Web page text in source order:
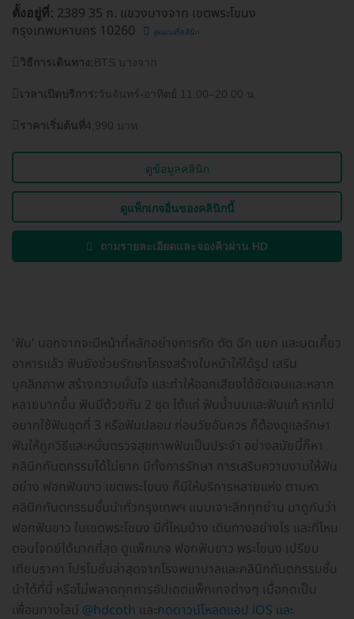
ตั้งอยู่ที่: 2389 35 ถ. แขวงบางจาก เขตพระโขนง
กรุงเทพมหานคร 10260
ดูแผนที่คลินิก
วิธีการเดินทาง: BTS บางจาก
เวลาเปิดบริการ: วันจันทร์-อาทิตย์ 11.00–20.00 น.
ราคาเริ่มต้นที่4,990 บาท
ดูข้อมูลคลินิก
ดูแพ็กเกจอื่นของคลินิกนี้
ถามรายละเอียดและจองคิวผ่าน HD
'ฟัน' นอกจากจะมีหน้าที่หลักอย่างการกัด ตัด ฉีก แยก และบดเคี้ยว
อาหารแล้ว ฟันยังช่วยรักษาโครงสร้างใบหน้าให้ได้รูป เสริม
บุคลิกภาพ สร้างความมั่นใจ และทำให้ออกเสียงได้ชัดเจนและหลาก
หลายมากขึ้น ฟันมีด้วยกัน 2 ชุด ได้แก่ ฟันน้ำนมและฟันแท้ หากไม่
อยากใช้ฟันชุดที่ 3 หรือฟันปลอม ก่อนวัยอันควร ก็ต้องดูแลรักษา
ฟันให้ถูกวิธีและหมั่นตรวจสุขภาพฟันเป็นประจำ อย่างสมัยนี้ก็หา
คลินิกทันตกรรมได้ไม่ยาก มีทั้งการรักษา การเสริมความงามให้ฟัน
อย่าง ฟอกฟันขาว เขตพระโขนง ก็มีให้บริการหลายแห่ง ตามหา
คลินิกทันตกรรมชั้นนำทั่วกรุงเทพฯ แบบเจาะลึกทุกย่าน มาดูกันว่า
ฟอกฟันขาว ในเขตพระโขนง มีที่ไหนบ้าง เดินทางอย่างไร และที่ไหน
ตอบโจทย์ได้มากที่สุด ดูแพ็กเกจ ฟอกฟันขาว พระโขนง เปรียบ
เทียบราคา โปรโมชั่นล่าสุดจากโรงพยาบาลและคลินิกทันตกรรมชั้น
นำได้ที่นี่ หรือไม่พลาดทุกการอัปเดตแพ็กเกจต่างๆ เมื่อกดเป็น
เพื่อนทางไลน์ @hdcoth และกดดาวน์โหลดแอป iOS และ